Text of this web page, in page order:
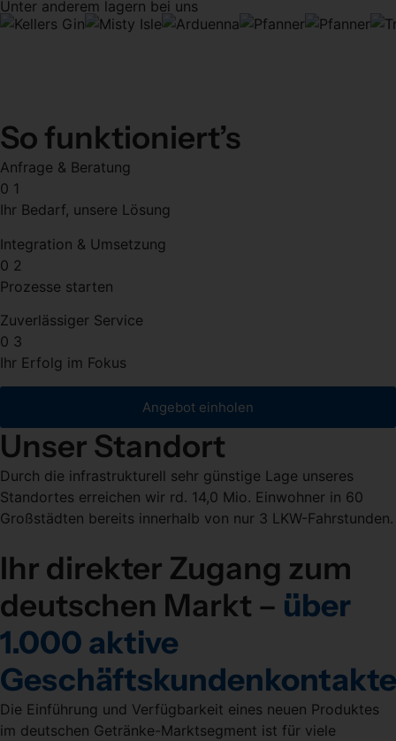
Unter anderem lagern bei uns
So funktioniert’s
Anfrage & Beratung
0 1
Ihr Bedarf, unsere Lösung
Integration & Umsetzung
0 2
Prozesse starten
Zuverlässiger Service
0 3
Ihr Erfolg im Fokus
Angebot einholen
Unser Standort
Durch die infrastrukturell sehr günstige Lage unseres
Standortes erreichen wir rd. 14,0 Mio. Einwohner in 60
Großstädten bereits innerhalb von nur 3 LKW-Fahrstunden.
Ihr direkter Zugang zum
deutschen Markt – über
1.000 aktive
Die Einführung und Verfügbarkeit eines neuen Produktes
im deutschen Getränke-Marktsegment ist für viele